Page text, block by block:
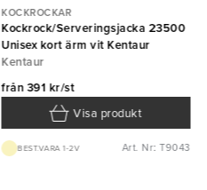
KOCKROCKAR
Kockrock/Serveringsjacka 23500
Unisex kort ärm vit Kentaur
Kentaur
från391 kr/st
Visa produkt
BEST.VARA 1-2V Art. Nr: T9043